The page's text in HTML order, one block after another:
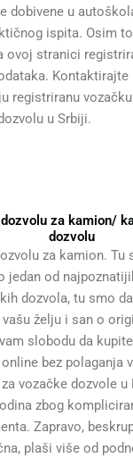
dobivene u
ispita. Osim
ovoj stranici
Kontaktirajte
registriranu
u Srbiji.
za kamion/
dozvolu
za kamion. Tu
jedan od
dozvola, tu smo
želju i san o
slobodu da
bez polaganja
vozačke dozvole
zbog
Zapravo,
plaši više od